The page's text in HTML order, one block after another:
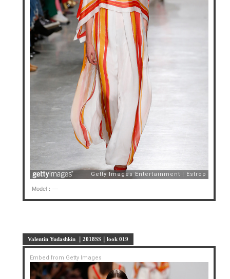
Model：—
Valentin Yudashkin ｜2018SS｜look 019
Embed from Getty Images